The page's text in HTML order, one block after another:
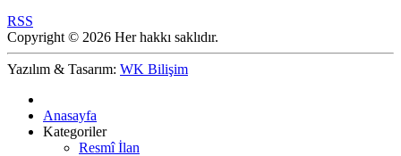
RSS
Copyright © 2026 Her hakkı saklıdır.
Yazılım & Tasarım: WK Bilişim
Anasayfa
Kategoriler
Resmî İlan